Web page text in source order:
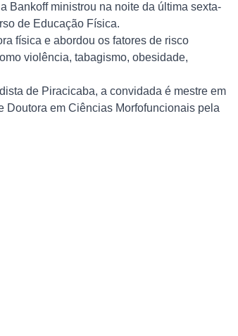
Bankoff ministrou na noite da última sexta-
de Educação Física.
física e abordou os fatores de risco
violência, tabagismo, obesidade,
de Piracicaba, a convidada é mestre em
em Ciências Morfofuncionais pela